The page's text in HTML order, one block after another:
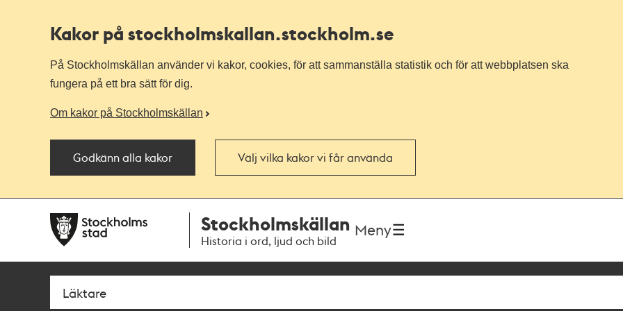
Kakor på stockholmskallan.stockholm.se
På Stockholmskällan använder vi kakor, cookies, för att sammanställa statistik och för att webbplatsen ska
fungera på ett bra sätt för dig.
Om kakor på Stockholmskällan
Godkänn alla kakor Välj vilka kakor vi får använda
navigationen
huvudinnehållet
Stockholmskällan
Historia i ord, ljud och bild
Meny
Sök